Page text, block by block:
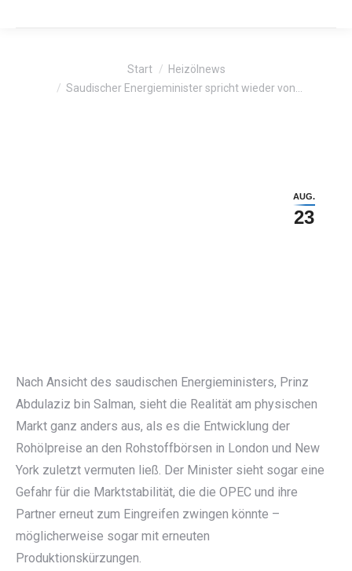
Sie befinden sich hier:Start
Heizölnews
Saudischer Energieminister spricht wieder von…
AUG.
23
Nach Ansicht des saudischen Energieministers, Prinz
Abdulaziz bin Salman, sieht die Realität am physischen
Markt ganz anders aus, als es die Entwicklung der
Rohölpreise an den Rohstoffbörsen in London und New
York zuletzt vermuten ließ. Der Minister sieht sogar eine
Gefahr für die Marktstabilität, die die OPEC und ihre
Partner erneut zum Eingreifen zwingen könnte –
möglicherweise sogar mit erneuten
Produktionskürzungen.